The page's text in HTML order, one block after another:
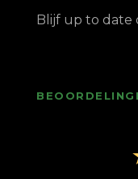
Blijf up to date